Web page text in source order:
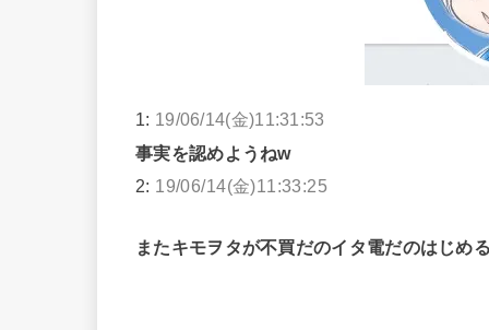
1: 19/06/14(金)11:31:53
事実を認めようねw
2: 19/06/14(金)11:33:25
またキモヲタが不買だのイタ電だのはじめ